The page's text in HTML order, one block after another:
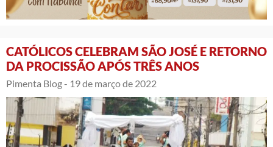
CATÓLICOS CELEBRAM SÃO JOSÉ E RETORNO
DA PROCISSÃO APÓS TRÊS ANOS
Pimenta Blog - 19 de março de 2022